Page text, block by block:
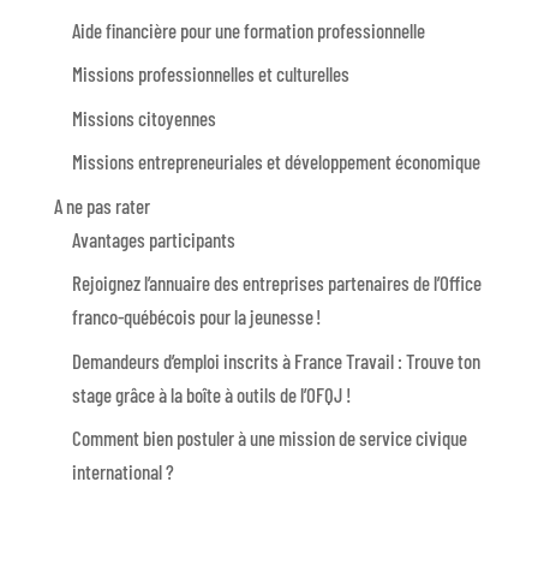
Aide financière pour une formation professionnelle
Missions professionnelles et culturelles
Missions citoyennes
Missions entrepreneuriales et développement économique
A ne pas rater
Avantages participants
Rejoignez l’annuaire des entreprises partenaires de l’Office
franco-québécois pour la jeunesse !
Demandeurs d’emploi inscrits à France Travail : Trouve ton
stage grâce à la boîte à outils de l’OFQJ !
Comment bien postuler à une mission de service civique
international ?